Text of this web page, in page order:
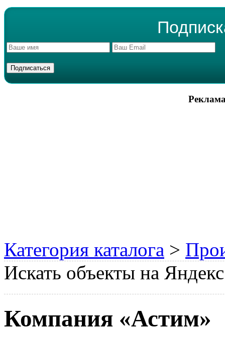
Категория каталога >
Искать объекты на
Компания «Астим»